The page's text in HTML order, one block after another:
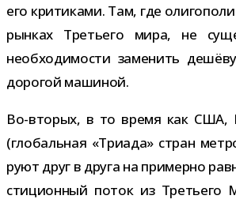
его кри­ти­ками. Там, где
рын­ках Третьего мира, не
необ­хо­ди­мо­сти заме­нить
доро­гой машиной.
Во-​вторых, в то время как США,
(гло­баль­ная «Триада» стран
руют друг в друга на при­мерно
сти­ци­он­ный поток из Третьего